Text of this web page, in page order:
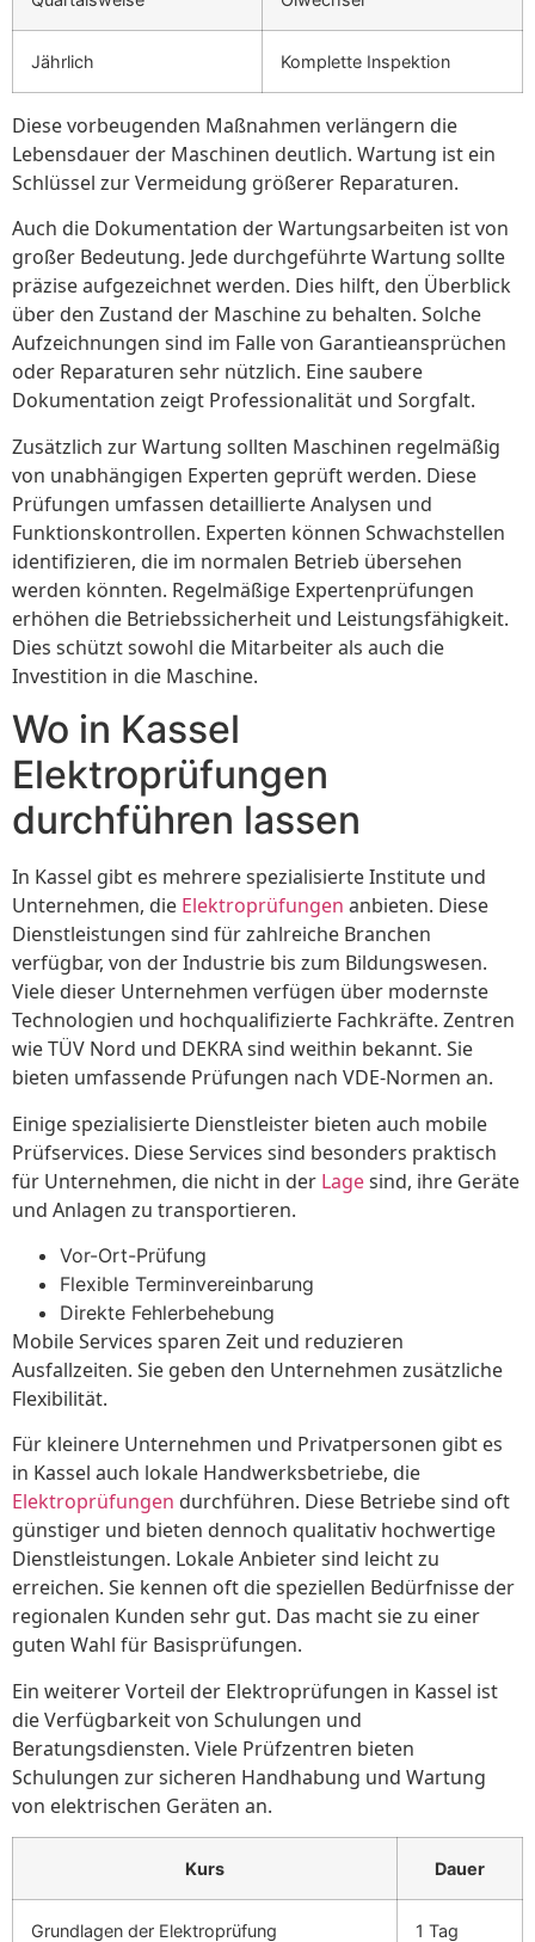
Jährlich Komplette Inspektion
Diese vorbeugenden Maßnahmen verlängern die
Lebensdauer der Maschinen deutlich. Wartung ist ein
Schlüssel zur Vermeidung größerer Reparaturen.
Auch die Dokumentation der Wartungsarbeiten ist von
großer Bedeutung. Jede durchgeführte Wartung sollte
präzise aufgezeichnet werden. Dies hilft, den Überblick
über den Zustand der Maschine zu behalten. Solche
Aufzeichnungen sind im Falle von Garantieansprüchen
oder Reparaturen sehr nützlich. Eine saubere
Dokumentation zeigt Professionalität und Sorgfalt.
Zusätzlich zur Wartung sollten Maschinen regelmäßig
von unabhängigen Experten geprüft werden. Diese
Prüfungen umfassen detaillierte Analysen und
Funktionskontrollen. Experten können Schwachstellen
identifizieren, die im normalen Betrieb übersehen
werden könnten. Regelmäßige Expertenprüfungen
erhöhen die Betriebssicherheit und Leistungsfähigkeit.
Dies schützt sowohl die Mitarbeiter als auch die
Investition in die Maschine.
Wo in Kassel
Elektroprüfungen
durchführen lassen
In Kassel gibt es mehrere spezialisierte Institute und
Unternehmen, die Elektroprüfungen anbieten. Diese
Dienstleistungen sind für zahlreiche Branchen
verfügbar, von der Industrie bis zum Bildungswesen.
Viele dieser Unternehmen verfügen über modernste
Technologien und hochqualifizierte Fachkräfte. Zentren
wie TÜV Nord und DEKRA sind weithin bekannt. Sie
bieten umfassende Prüfungen nach VDE-Normen an.
Einige spezialisierte Dienstleister bieten auch mobile
Prüfservices. Diese Services sind besonders praktisch
für Unternehmen, die nicht in der Lagesind, ihre Geräte
und Anlagen zu transportieren.
Vor-Ort-Prüfung
Flexible Terminvereinbarung
Direkte Fehlerbehebung
Mobile Services sparen Zeit und reduzieren
Ausfallzeiten. Sie geben den Unternehmen zusätzliche
Flexibilität.
Für kleinere Unternehmen und Privatpersonen gibt es
in Kassel auch lokale Handwerksbetriebe, die
Elektroprüfungen durchführen. Diese Betriebe sind oft
günstiger und bieten dennoch qualitativ hochwertige
Dienstleistungen. Lokale Anbieter sind leicht zu
erreichen. Sie kennen oft die speziellen Bedürfnisse der
regionalen Kunden sehr gut. Das macht sie zu einer
guten Wahl für Basisprüfungen.
Ein weiterer Vorteil der Elektroprüfungen in Kassel ist
die Verfügbarkeit von Schulungen und
Beratungsdiensten. Viele Prüfzentren bieten
Schulungen zur sicheren Handhabung und Wartung
von elektrischen Geräten an.
Kurs Dauer
Grundlagen der Elektroprüfung 1 Tag